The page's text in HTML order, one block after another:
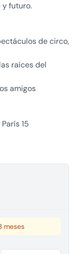
y futuro.
de circo,
raíces del
amigos
15
meses